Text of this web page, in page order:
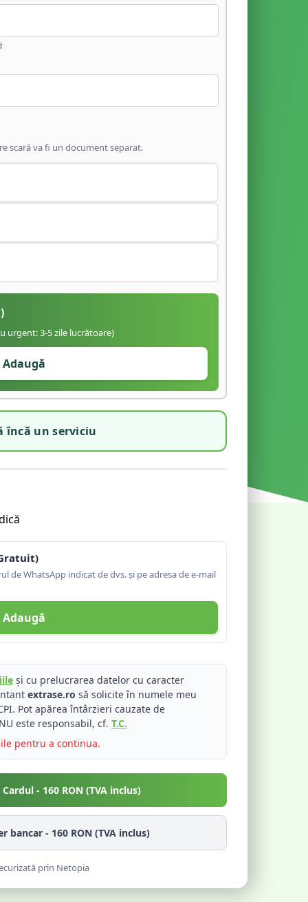
scară va fi un document separat.
urgent: 3-5 zile lucrătoare)
Adaugă
încă un serviciu
de WhatsApp indicat de dvs. și pe adresa de e-mail
Adaugă
și cu prelucrarea datelor cu caracter
extrase.ro să solicite în numele meu
Pot apărea întârzieri cauzate de
este responsabil, cf. T.C.
pentru a continua.
- 160 RON (TVA inclus)
bancar - 160 RON (TVA inclus)
prin Netopia